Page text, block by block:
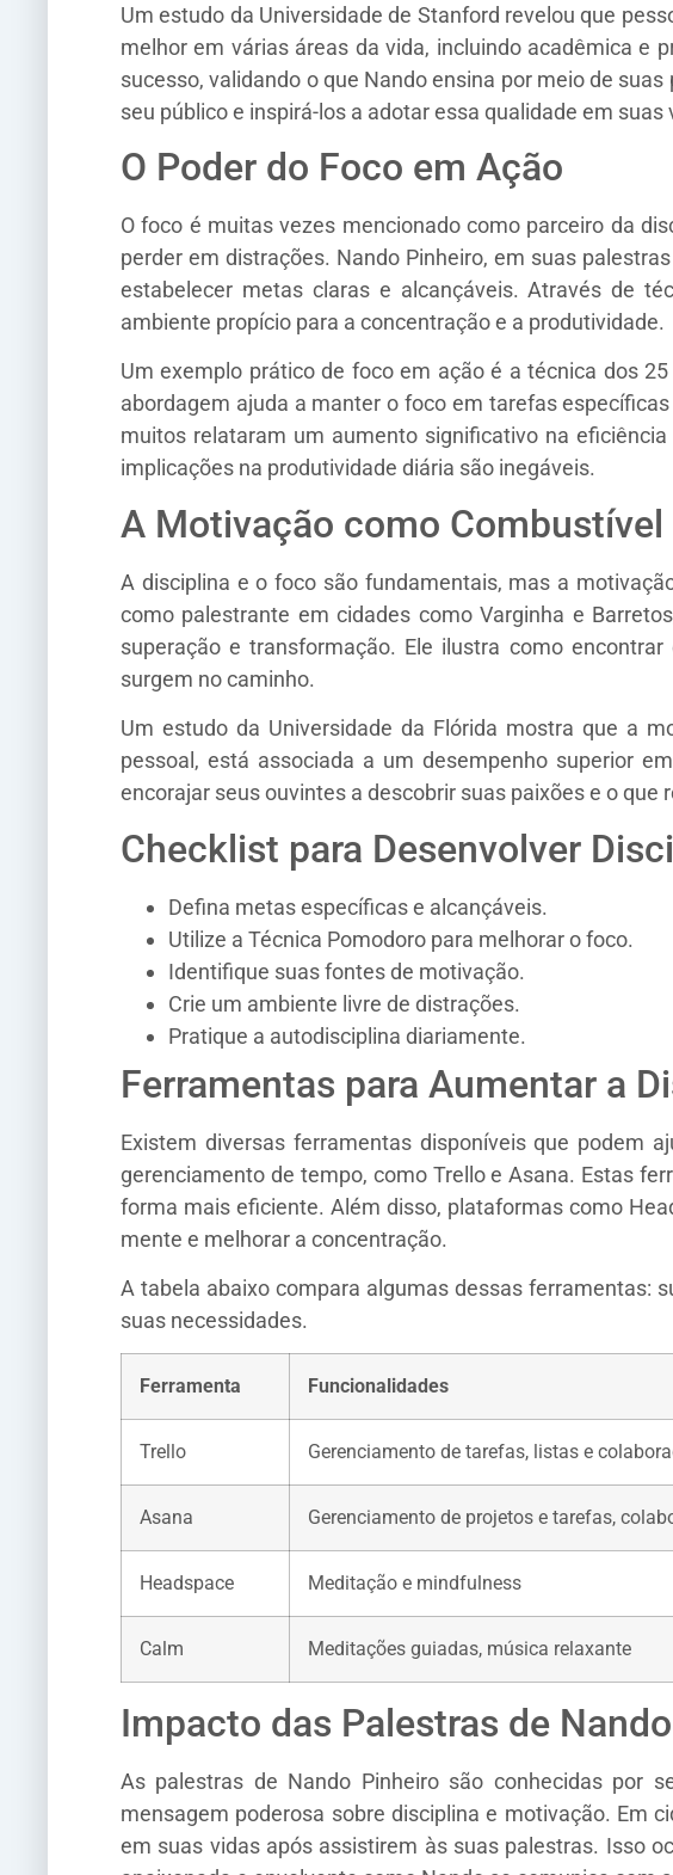
Um estudo da Universidade de Stanford revelou que
melhor em várias áreas da vida, incluindo acadêmica e
sucesso, validando o que Nando ensina por meio de
seu público e inspirá-los a adotar essa qualidade em suas
O Poder do Foco em Ação
O foco é muitas vezes mencionado como parceiro da
perder em distrações. Nando Pinheiro, em suas
estabelecer metas claras e alcançáveis. Através de
ambiente propício para a concentração e a produtividade.
Um exemplo prático de foco em ação é a técnica dos
abordagem ajuda a manter o foco em tarefas
muitos relataram um aumento significativo na
implicações na produtividade diária são inegáveis.
A Motivação como Combustível
A disciplina e o foco são fundamentais, mas a
como palestrante em cidades como Varginha e
superação e transformação. Ele ilustra como
surgem no caminho.
Um estudo da Universidade da Flórida mostra que a
pessoal, está associada a um desempenho superior
encorajar seus ouvintes a descobrir suas paixões e o
Checklist para Desenvolver
Defina metas específicas e alcançáveis.
Utilize a Técnica Pomodoro para melhorar o foco.
Identifique suas fontes de motivação.
Crie um ambiente livre de distrações.
Pratique a autodisciplina diariamente.
Ferramentas para Aumentar a
Existem diversas ferramentas disponíveis que podem
gerenciamento de tempo, como Trello e Asana. Estas
forma mais eficiente. Além disso, plataformas como
mente e melhorar a concentração.
A tabela abaixo compara algumas dessas ferramentas:
suas necessidades.
Ferramenta Funcionalidades
Trello Gerenciamento de tarefas, listas e
Asana Gerenciamento de projetos e tarefas,
Headspace Meditação e mindfulness
Calm Meditações guiadas, música relaxante
Impacto das Palestras de
As palestras de Nando Pinheiro são conhecidas por
mensagem poderosa sobre disciplina e motivação. Em
em suas vidas após assistirem às suas palestras. Isso